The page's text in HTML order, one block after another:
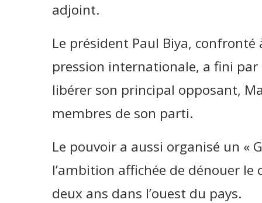
adjoint.
Le président Paul Biya,
pression internationale, a fini
libérer son principal opposant,
membres de son parti.
Le pouvoir a aussi organisé un «
l’ambition affichée de dénouer
deux ans dans l’ouest du pays.